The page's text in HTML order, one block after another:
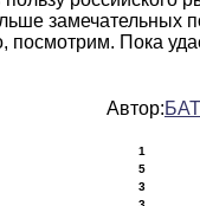
замечательных
посмотрим. Пока
Автор:
1
5
3